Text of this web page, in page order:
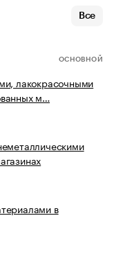
Все
ОСНОВНОЙ
лакокрасочными
м…
в